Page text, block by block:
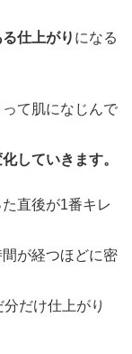
仕上がり になる
て肌になじんで
していきます。
直後が1番キレ
が経つほどに密
だけ仕上がり